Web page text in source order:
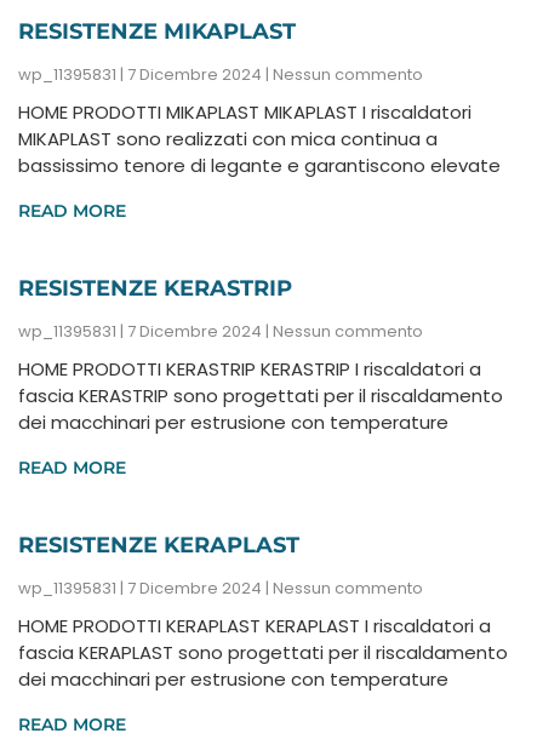
RESISTENZE MIKAPLAST
wp_11395831 7 Dicembre 2024 Nessun commento
HOME PRODOTTI MIKAPLAST MIKAPLAST I riscaldatori
MIKAPLAST sono realizzati con mica continua a
bassissimo tenore di legante e garantiscono elevate
READ MORE
RESISTENZE KERASTRIP
wp_11395831 7 Dicembre 2024 Nessun commento
HOME PRODOTTI KERASTRIP KERASTRIP I riscaldatori a
fascia KERASTRIP sono progettati per il riscaldamento
dei macchinari per estrusione con temperature
READ MORE
RESISTENZE KERAPLAST
wp_11395831 7 Dicembre 2024 Nessun commento
HOME PRODOTTI KERAPLAST KERAPLAST I riscaldatori a
fascia KERAPLAST sono progettati per il riscaldamento
dei macchinari per estrusione con temperature
READ MORE